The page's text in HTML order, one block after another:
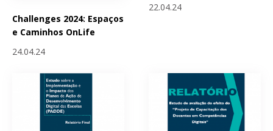
Challenges 2024: Espaços
e Caminhos OnLife
24.04.24
22.04.24